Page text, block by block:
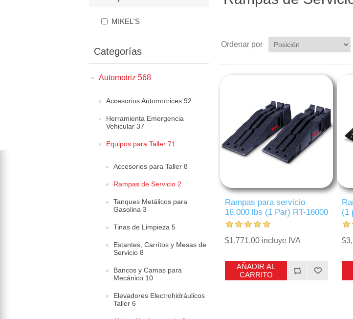
MIKEL'S
Categorías
Automotriz 568
Accesorios Automotrices 92
Herramienta Emergencia
Vehicular 37
Equipos para Taller 71
Accesorios para Taller 8
Rampas de Servicio 2
Tanques Metálicos para
Gasolina 3
Tinas de Limpieza 5
Estantes, Carritos y Mesas de
Servicio 8
Bancos y Camas para
Mecánico 10
Elevadores Electrohidráulicos
Taller 6
Ordenar por
Rampas para servicio
16,000 lbs (1 Par) RT-16000
$1,771.00 incluye IVA
AÑADIR AL
CARRITO
(1